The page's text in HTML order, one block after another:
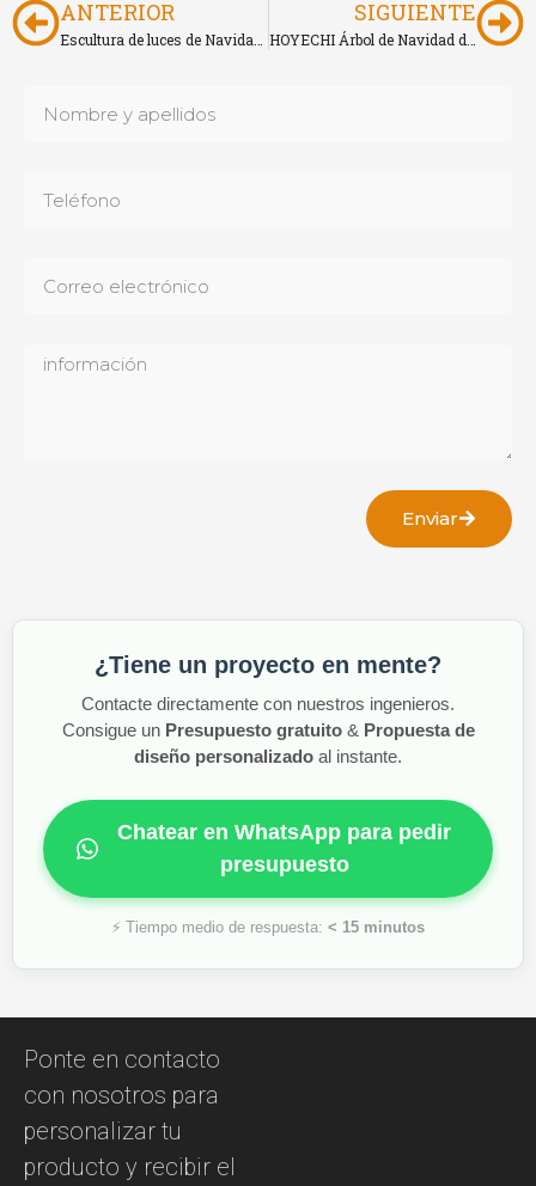
ANTERIOR SIGUIENTE
Enviar
¿Tiene un proyecto en mente?
Contacte directamente con nuestros ingenieros.
Consigue un Presupuesto gratuito& Propuesta de
diseño personalizado al instante.
Chatear en WhatsApp para pedir
presupuesto
⚡ Tiempo medio de respuesta: < 15 minutos
Ponte en contacto
con nosotros para
personalizar tu
producto y recibir el